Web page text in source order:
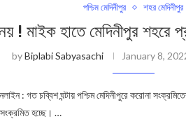
পশ্চিম মেদিনীপুর শহর মেদিনীপুর
! মাইক হাতে মেদিনীপুর শহরে
byBiplabi Sabyasachi January 8,
: গত চব্বিশ ঘন্টায় পশ্চিম মেদিনীপুরে করোনা
হচ্ছে। …